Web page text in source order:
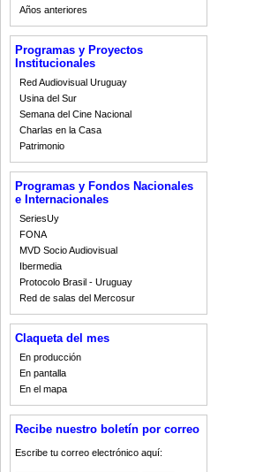
Años anteriores
Programas y Proyectos
Institucionales
Red Audiovisual Uruguay
Usina del Sur
Semana del Cine Nacional
Charlas en la Casa
Patrimonio
Programas y Fondos Nacionales
e Internacionales
SeriesUy
FONA
MVD Socio Audiovisual
Ibermedia
Protocolo Brasil - Uruguay
Red de salas del Mercosur
Claqueta del mes
En producción
En pantalla
En el mapa
Recibe nuestro boletín por correo
Escribe tu correo electrónico aquí: